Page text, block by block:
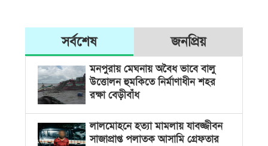
সর্বশেষ জনপ্রিয়
মনপুরায় মেঘনায় অবৈধ ভাবে বালু
উত্তোলন হুমকিতে নির্মাণাধীন শহর
রক্ষা বেড়ীবাঁধ
লালমোহনে হত্যা মামলায় যাবজ্জীবন
সাজাপ্রাপ্ত পলাতক আসামি গ্রেফতার